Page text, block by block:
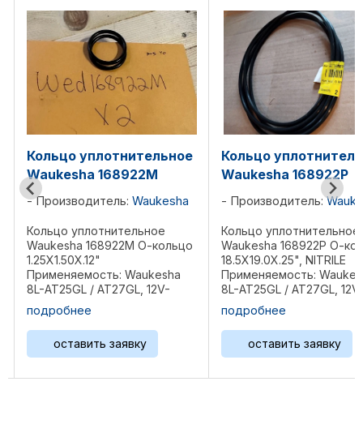
Кольцо уплотнительное
Waukesha 168922P
Производитель: Waukesha
Кольцо уплотнительное
Waukesha 168922P О-кольцо
18.5X19.0X.25", NITRILE
Применяемость: Waukesha
8L-AT25GL / AT27GL, 12V-
AT25GL / AT27GL, F18G,
F18GL/GLD, H24G, H24GL/GLD,
L36GL/GLD, P48GL/GLD,
2895GL, 3521GL, L5108GL,
L5790GL, L7042GL, P5115GL, ...
подробнее
оставить заявку
Кольцо
Waukesha 209992G
Производитель:
Кольцо уплотнительное
Waukesha 209992G О-
1.88X2.12X.12", VITON
Применяемость:
8L-AT25GL / AT27GL,
AT25GL / AT27GL, F18G,
F18GL/GLD, H24G,
L36GL/GLD, P48GL/GLD,
2895GL, 3521GL, L5108GL,
L5790GL, L7042GL,
подробнее
оставить заявку